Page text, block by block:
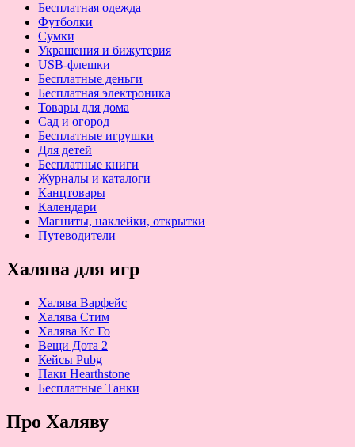
Бесплатная одежда
Футболки
Сумки
Украшения и бижутерия
USB-флешки
Бесплатные деньги
Бесплатная электроника
Товары для дома
Сад и огород
Бесплатные игрушки
Для детей
Бесплатные книги
Журналы и каталоги
Канцтовары
Календари
Магниты, наклейки, открытки
Путеводители
Халява для игр
Халява Варфейс
Халява Стим
Халява Кс Го
Вещи Дота 2
Кейсы Pubg
Паки Hearthstone
Бесплатные Танки
Про Халяву